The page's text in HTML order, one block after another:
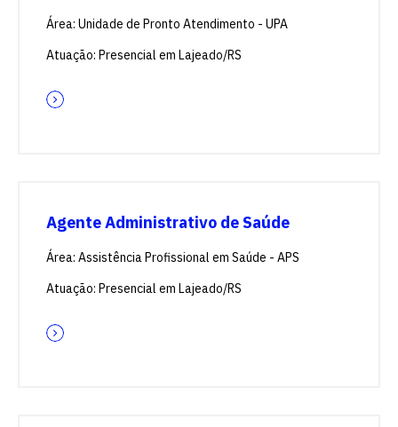
Área: Unidade de Pronto Atendimento - UPA
Atuação: Presencial em Lajeado/RS
Agente Administrativo de Saúde
Área: Assistência Profissional em Saúde - APS
Atuação: Presencial em Lajeado/RS